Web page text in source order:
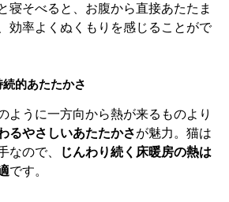
寝そべると、お腹から直接あたたま
効率よくぬくもりを感じることがで
的あたたかさ
ように一方向から熱が来るものより
るやさしいあたたかさが魅力。猫は
なので、
じんわり続く床暖房の熱は
です。